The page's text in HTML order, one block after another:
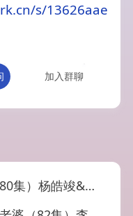
s/13626aae
加入群聊
竣&胡继月&李奕璇